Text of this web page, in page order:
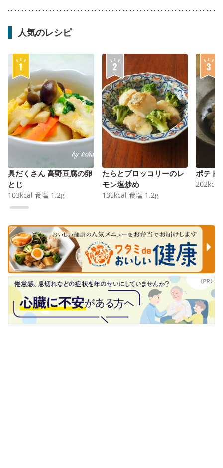
人気のレシピ
具だくさん 高野豆腐の卵
とじ
103kcal 食塩 1.2g
たらとブロッコリーのレ
モン塩炒め
136kcal 食塩 1.2g
ポテト
202kcal